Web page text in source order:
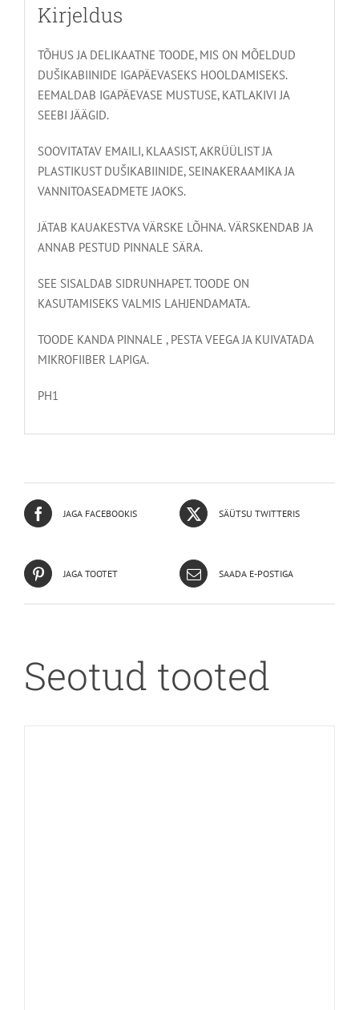
Kirjeldus
TÕHUS JA DELIKAATNE TOODE, MIS ON MÕELDUD
DUŠIKABIINIDE IGAPÄEVASEKS HOOLDAMISEKS.
EEMALDAB IGAPÄEVASE MUSTUSE, KATLAKIVI JA
SEEBI JÄÄGID.
SOOVITATAV EMAILI, KLAASIST, AKRÜÜLIST JA
PLASTIKUST DUŠIKABIINIDE, SEINAKERAAMIKA JA
VANNITOASEADMETE JAOKS.
JÄTAB KAUAKESTVA VÄRSKE LÕHNA. VÄRSKENDAB JA
ANNAB PESTUD PINNALE SÄRA.
SEE SISALDAB SIDRUNHAPET. TOODE ON
KASUTAMISEKS VALMIS LAHJENDAMATA.
TOODE KANDA PINNALE , PESTA VEEGA JA KUIVATADA
MIKROFIIBER LAPIGA.
PH1
JAGA FACEBOOKIS SÄÜTSU TWITTERIS
JAGA TOOTET SAADA E-POSTIGA
Seotud tooted